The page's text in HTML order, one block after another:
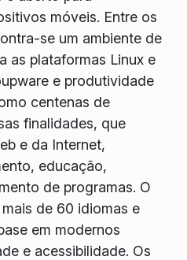
móveis. Entre os
se um ambiente de
as plataformas Linux e
e produtividade
centenas de
finalidades, que
e da Internet,
educação,
de programas. O
de 60 idiomas e
em modernos
e acessibilidade. Os